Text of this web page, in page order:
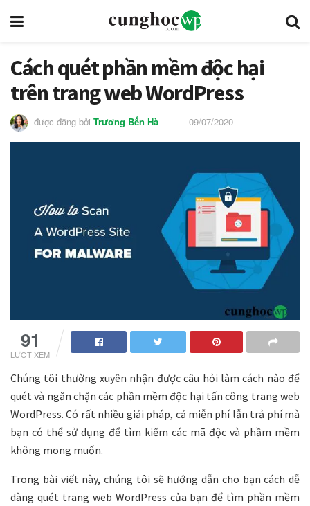
Cách quét phần mềm độc hại
trên trang web WordPress
được đăng bởi Trương Bến Hà 09/07/2020
91
LƯỢT XEM
Chúng tôi thường xuyên nhận được câu hỏi làm cách nào để
quét và ngăn chặn các phần mềm độc hại tấn công trang web
WordPress. Có rất nhiều giải pháp, cả miễn phí lẫn trả phí mà
bạn có thể sử dụng để tìm kiếm các mã độc và phầm mềm
không mong muốn.
Trong bài viết này, chúng tôi sẽ hướng dẫn cho bạn cách dễ
dàng quét trang web WordPress của bạn để tìm phần mềm